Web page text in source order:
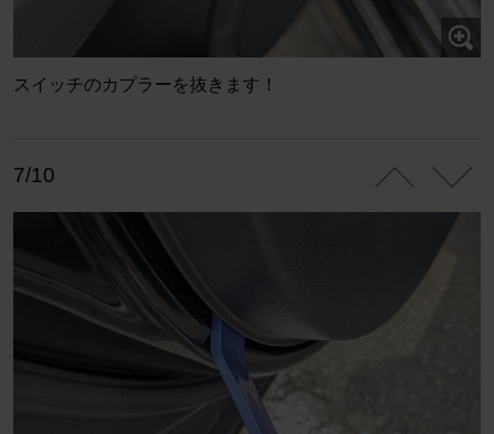
スイッチのカプラーを抜きます！
7/10